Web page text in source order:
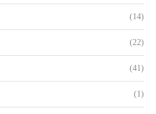
(14)
(22)
(41)
(1)